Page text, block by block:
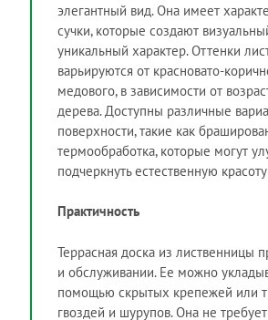
элегантный вид. Она имеет
сучки, которые создают
уникальный характер. Оттенки
варьируются от красновато-
медового, в зависимости от
дерева. Доступны различные
поверхности, такие как
термообработка, которые могут
подчеркнуть естественную
Практичность
Террасная доска из лиственницы
и обслуживании. Ее можно
помощью скрытых крепежей или
гвоздей и шурупов. Она не